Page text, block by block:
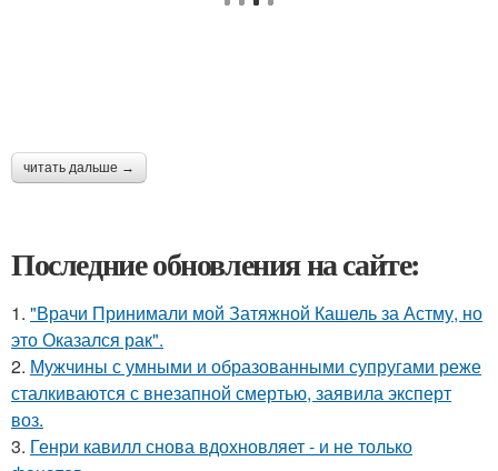
читать дальше →
Последние обновления на сайте:
1. "Врачи Принимали мой Затяжной Кашель за Астму, но
это Оказался рак".
2. Мужчины с умными и образованными супругами реже
сталкиваются с внезапной смертью, заявила эксперт
воз.
3. Генри кавилл снова вдохновляет - и не только